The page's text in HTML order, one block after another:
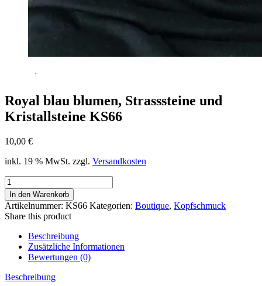
Royal blau blumen, Strasssteine und
Kristallsteine KS66
10,00 €
inkl. 19 % MwSt. zzgl. Versandkosten
Royal
blau
blumen,
Strasssteine
und
Kristallsteine
KS66
Menge
In den Warenkorb
Artikelnummer: KS66 Kategorien: Boutique, Kopfschmuck
Share this product
Beschreibung
Zusätzliche Informationen
Bewertungen (0)
Beschreibung